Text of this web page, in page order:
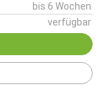
bis 6 Wochen
verfügbar